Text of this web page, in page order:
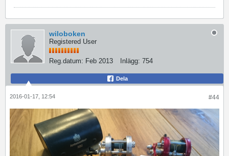
wiloboken
Registered User
Reg.datum: Feb 2013 Inlägg: 754
Dela
#44
2016-01-17, 12:54